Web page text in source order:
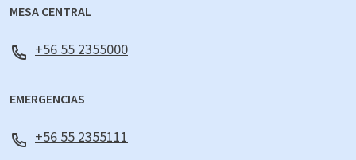
MESA CENTRAL
+56 55 2355000
EMERGENCIAS
+56 55 2355111